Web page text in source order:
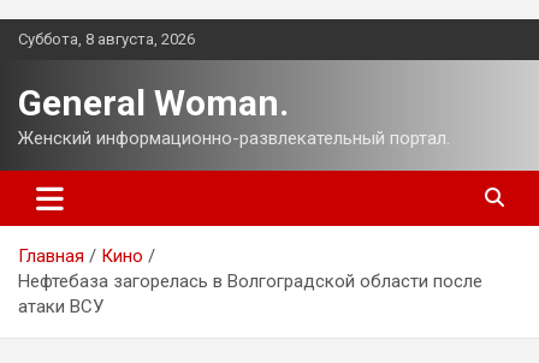
Перейти
Суббота, 8 августа, 2026
General Woman.
Женский информационно-развлекательный портал.
Главная
Кино
Нефтебаза загорелась в Волгоградской области после
атаки ВСУ